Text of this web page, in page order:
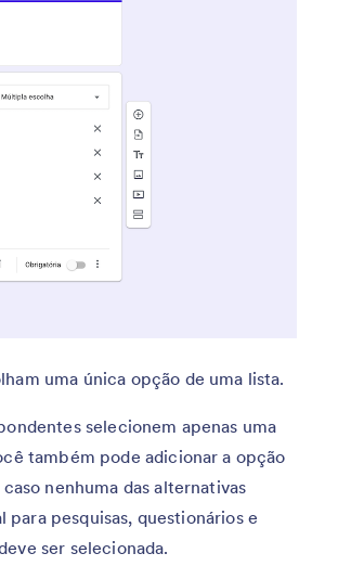
uma única opção de uma lista.
selecionem apenas uma
também pode adicionar a opção
nenhuma das alternativas
para pesquisas, questionários e
ser selecionada.